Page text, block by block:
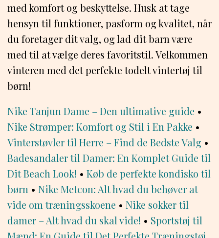
med komfort og beskyttelse. Husk at tage
hensyn til funktioner, pasform og kvalitet, når
du foretager dit valg, og lad dit barn være
med til at vælge deres favoritstil. Velkommen
vinteren med det perfekte todelt vintertøj til
børn!
Nike Tanjun Dame – Den ultimative guide •
Nike Strømper: Komfort og Stil i En Pakke •
Vinterstøvler til Herre – Find de Bedste Valg •
Badesandaler til Damer: En Komplet Guide til
Dit Beach Look! • Køb de perfekte kondisko til
børn • Nike Metcon: Alt hvad du behøver at
vide om træningsskoene • Nike sokker til
damer – Alt hvad du skal vide! • Sportstøj til